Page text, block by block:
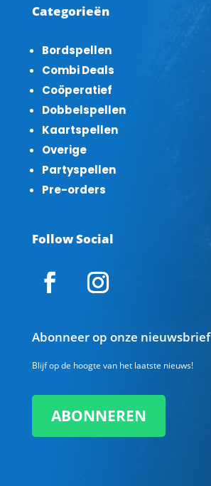
Categorieën
Bordspellen
Combi Deals
Coöperatief
Dobbelspellen
Kaartspellen
Overige
Partyspellen
Pre-orders
Follow Social
Abonneer op onze nieuwsbrief
Blijf op de hoogte van het laatste nieuws!
ABONNEREN